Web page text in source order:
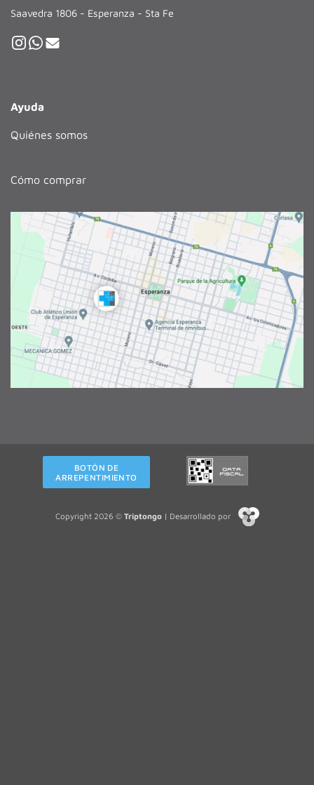
Saavedra 1806 - Esperanza - Sta Fe
Ayuda
Quiénes somos
Cómo comprar
BOTÓN DE
ARREPENTIMIENTO
Copyright 2026 © Triptongo| Desarrollado por